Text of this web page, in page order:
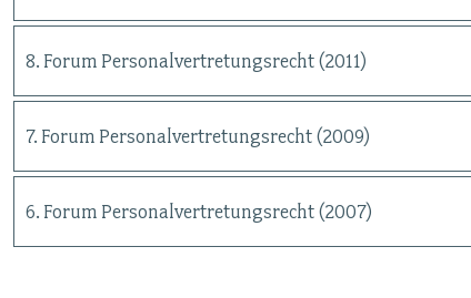
8. Forum Personalvertretungsrecht (2011)
7. Forum Personalvertretungsrecht (2009)
6. Forum Personalvertretungsrecht (2007)